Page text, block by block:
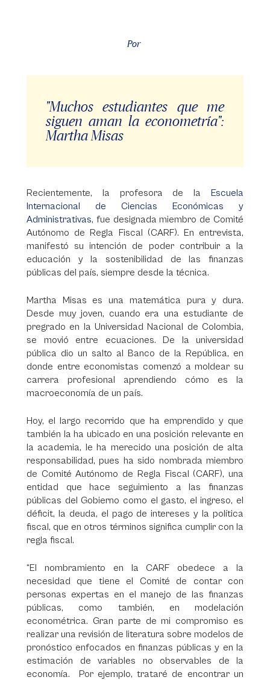
Por
"Muchos estudiantes que me
siguen aman la econometría":
Martha Misas
Recientemente, la profesora de la Escuela
Internacional de Ciencias Económicas y
Administrativas, fue designada miembro de Comité
Autónomo de Regla Fiscal (CARF). En entrevista,
manifestó su intención de poder contribuir a la
educación y la sostenibilidad de las finanzas
públicas del país, siempre desde la técnica.
Martha Misas es una matemática pura y dura.
Desde muy joven, cuando era una estudiante de
pregrado en la Universidad Nacional de Colombia,
se movió entre ecuaciones. De la universidad
pública dio un salto al Banco de la República, en
donde entre economistas comenzó a moldear su
carrera profesional aprendiendo cómo es la
macroeconomía de un país.
Hoy, el largo recorrido que ha emprendido y que
también la ha ubicado en una posición relevante en
la academia, le ha merecido una posición de alta
responsabilidad, pues ha sido nombrada miembro
de Comité Autónomo de Regla Fiscal (CARF), una
entidad que hace seguimiento a las finanzas
públicas del Gobierno como el gasto, el ingreso, el
déficit, la deuda, el pago de intereses y la política
fiscal, que en otros términos significa cumplir con la
regla fiscal.
“El nombramiento en la CARF obedece a la
necesidad que tiene el Comité de contar con
personas expertas en el manejo de las finanzas
públicas, como también, en modelación
econométrica. Gran parte de mi compromiso es
realizar una revisión de literatura sobre modelos de
pronóstico enfocados en finanzas públicas y en la
estimación de variables no observables de la
economía. Por ejemplo, trataré de encontrar un